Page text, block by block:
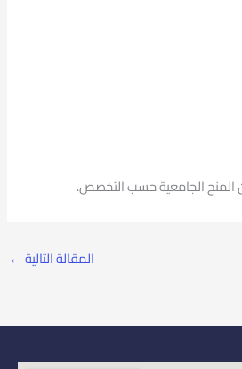
الجامعية حسب التخصص.
المقالة التالية ←